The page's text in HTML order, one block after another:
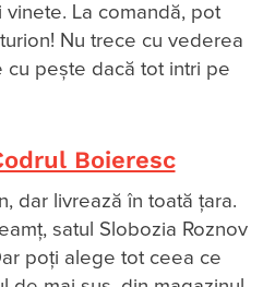
La comandă, pot
Nu trece cu vederea
cu pește dacă tot intri pe
Boieresc
dar livrează în toată țara.
satul Slobozia Roznov
poți alege tot ceea ce